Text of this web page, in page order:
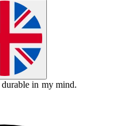
durable in my mind.